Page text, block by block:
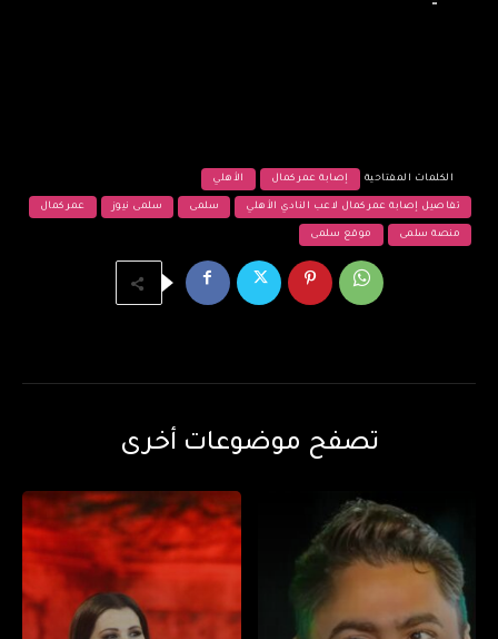
الكلمات المفتاحية إصابة عمر كمال الأهلي
تفاصيل إصابة عمر كمال لاعب النادي الأهلي سلمى سلمى نيوز عمر كمال
منصة سلمى موقع سلمى
تصفح موضوعات أخرى